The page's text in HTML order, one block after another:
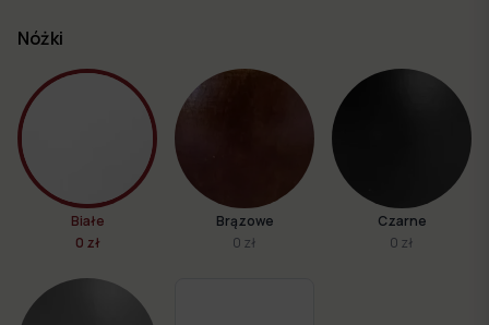
Nóżki
Białe
0 zł
Brązowe
0 zł
Czarne
0 zł